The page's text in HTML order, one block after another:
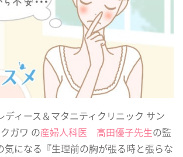
ディース＆マタニティクリニック サン
ガワ の産婦人科医 高田優子先生の監
気になる『生理前の胸が張る時と張らな